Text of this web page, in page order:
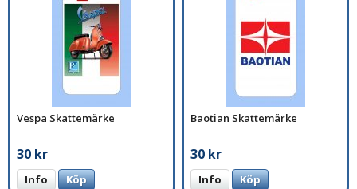
Vespa Skattemärke
30 kr
Info Köp
Baotian Skattemärke
30 kr
Info Köp